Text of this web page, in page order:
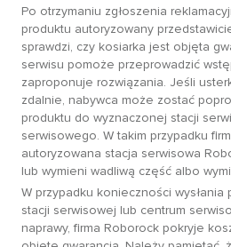
Po otrzymaniu zgłoszenia
produktu autoryzowany
sprawdzi, czy kosiarka jest objęta
serwisu pomoże przeprowadzić
zaproponuje rozwiązania. Jeśli
zdalnie, nabywca może zostać
produktu do wyznaczonej stacji
serwisowego. W takim przypadku
autoryzowana stacja serwisowa
lub wymieni wadliwą część albo
W przypadku konieczności
stacji serwisowej lub centrum
naprawy, firma Roborock pokryje